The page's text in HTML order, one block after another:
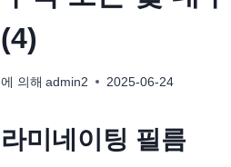
(4)
에 의해 admin2 2025-06-24
라미네이팅 필름